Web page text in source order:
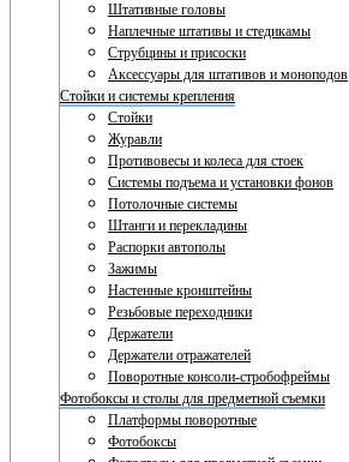
Штативные головы
Наплечные штативы и стедикамы
Струбцины и присоски
Аксессуары для штативов и моноподов
Стойки и системы крепления
Стойки
Журавли
Противовесы и колеса для стоек
Системы подъема и установки фонов
Потолочные системы
Штанги и перекладины
Распорки автополы
Зажимы
Настенные кронштейны
Резьбовые переходники
Держатели
Держатели отражателей
Поворотные консоли-стробофреймы
Фотобоксы и столы для предметной съемки
Платформы поворотные
Фотобоксы